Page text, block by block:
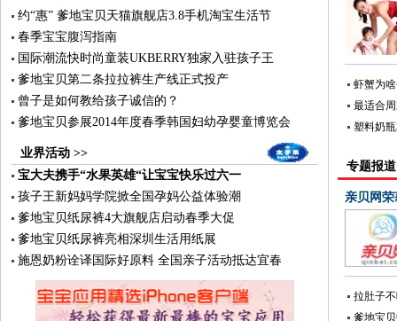
约“惠” 爹地宝贝天猫旗舰店3.8手机淘宝生活节
春季宝宝腹泻指南
国际潮流快时尚童装UKBERRY独家入驻孩子王
爹地宝贝第二条拉拉裤生产线正式投产
曾子是如何教给孩子诚信的？
爹地宝贝参展2014年度春季韩国妇幼孕婴童博览会
业界活动 >>
宝大夫携手“水果英雄“让宝宝快乐过六一
孩子王新妈妈学院掀全国孕妈公益体验潮
爹地宝贝纸尿裤4大旗舰店启动春季大促
爹地宝贝纸尿裤亮相深圳生活用纸展
施恩奶粉诠译国际好原料 全国亲子活动抵达宜春
虾蟹为
最适合
塑料奶
专题报
亲贝网
拉肚子
爹地宝